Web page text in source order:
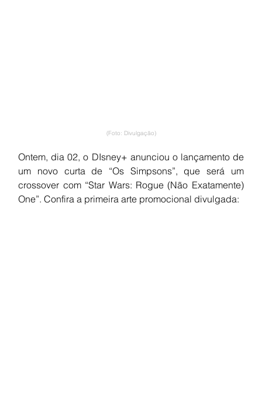
(Foto: Divulgação)
Ontem, dia 02, o DIsney+ anunciou o lançamento de
um novo curta de “Os Simpsons”, que será um
crossover com “Star Wars: Rogue (Não Exatamente)
One”. Confira a primeira arte promocional divulgada: